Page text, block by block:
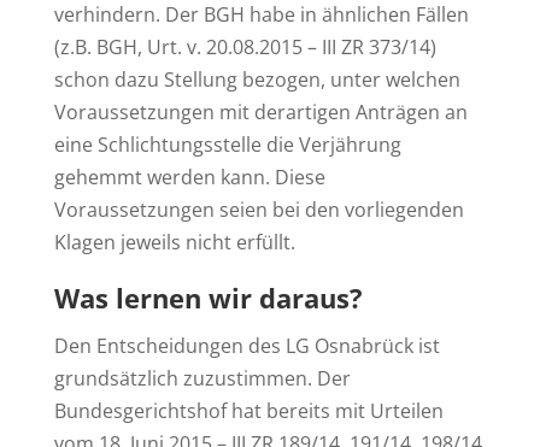
verhindern. Der BGH habe in ähnlichen Fällen
(z.B. BGH, Urt. v. 20.08.2015 – III ZR 373/14)
schon dazu Stellung bezogen, unter welchen
Voraussetzungen mit derartigen Anträgen an
eine Schlichtungsstelle die Verjährung
gehemmt werden kann. Diese
Voraussetzungen seien bei den vorliegenden
Klagen jeweils nicht erfüllt.
Was lernen wir daraus?
Den Entscheidungen des LG Osnabrück ist
grundsätzlich zuzustimmen. Der
Bundesgerichtshof hat bereits mit Urteilen